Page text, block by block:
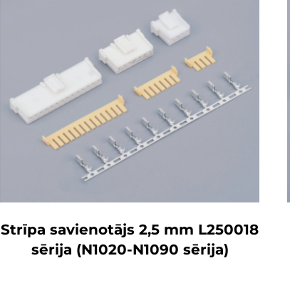
Strīpa savienotājs 2,5 mm L250018
sērija (N1020-N1090 sērija)